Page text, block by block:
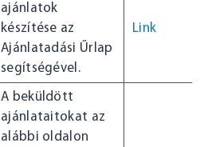
ajánlatok
készítése az
Ajánlatadási Űrlap
segítségével.
Link
A beküldött
ajánlataitokat az
alábbi oldalon